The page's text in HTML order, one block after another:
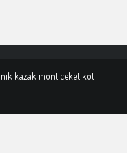
kazak mont ceket kot